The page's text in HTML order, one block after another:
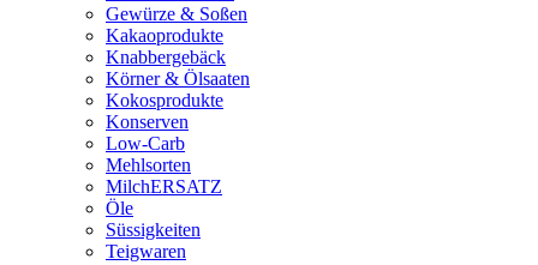
Gewürze & Soßen
Kakaoprodukte
Knabbergebäck
Körner & Ölsaaten
Kokosprodukte
Konserven
Low-Carb
Mehlsorten
MilchERSATZ
Öle
Süssigkeiten
Teigwaren